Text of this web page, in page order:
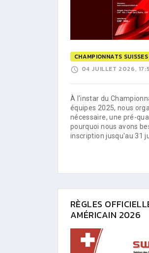
CHAMPIONNATS SUISSES
04 JUILLET 2026,
À l'instar du
équipes 2025, nous
nécessaire, une pré-
pourquoi nous avons
inscription jusqu'au 31
RÈGLES
AMÉRICAIN 2026